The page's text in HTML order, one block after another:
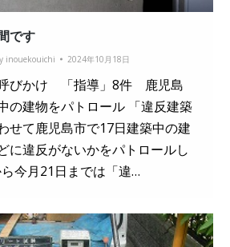
です
inouekouichi 2024年10月18日
びかけ 「指導」8件 鹿児島
の建物をパトロール 「違反建築
せて鹿児島市で17日建築中の建
に違反がないかをパトロールし
今月21日までは「違…